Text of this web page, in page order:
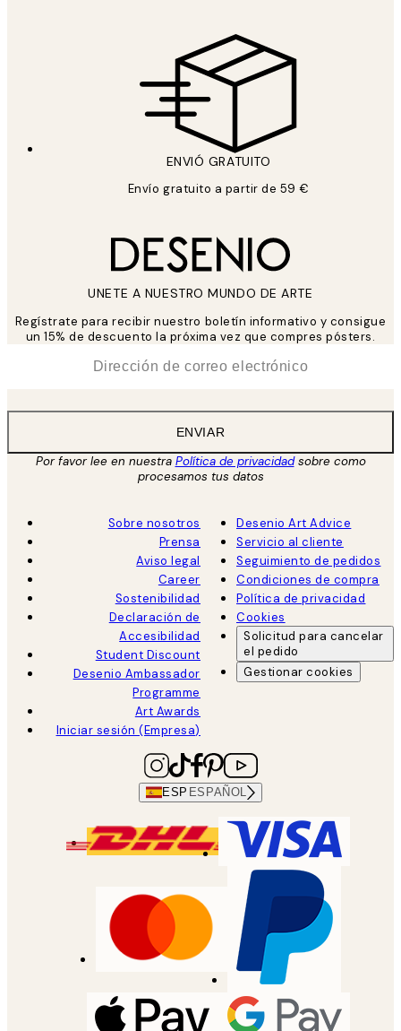
ENVIÓ GRATUITO
Envío gratuito a partir de 59 €
UNETE A NUESTRO MUNDO DE ARTE
Regístrate para recibir nuestro boletín informativo y consigue
un 15% de descuento la próxima vez que compres pósters.
ENVIAR
Por favor lee en nuestra Política de privacidadsobre como
procesamos tus datos
Sobre nosotros
Prensa
Aviso legal
Career
Sostenibilidad
Declaración de
Accesibilidad
Student Discount
Desenio Ambassador
Programme
Art Awards
Iniciar sesión (Empresa)
Desenio Art Advice
Servicio al cliente
Seguimiento de pedidos
Condiciones de compra
Política de privacidad
Cookies
Solicitud para cancelar
el pedido
Gestionar cookies
ESP ESPAÑOL